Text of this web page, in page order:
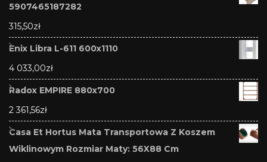
5907465187282
315,50zł
Enix Libra L-611 600x1110
4 033,00zł
Radox EMPIRE 880x700
2 361,56zł
Casa Et Hortus Mata Transportowa Z Koszem
Wiklinowym Rozmiar Maty: 56X88 Cm